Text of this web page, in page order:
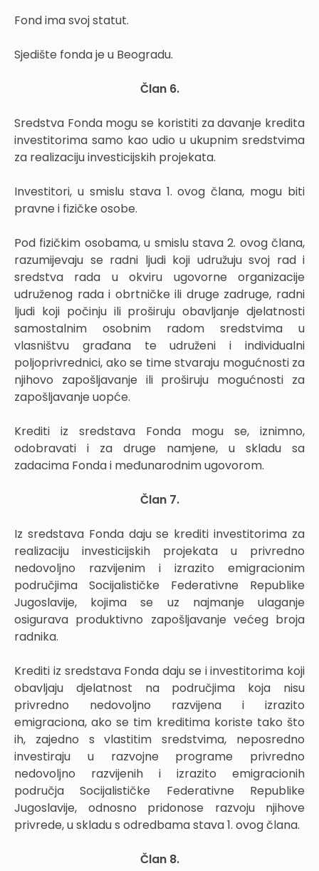
Fond ima svoj statut.
Sjedište fonda je u Beogradu.
Član 6.
Sredstva Fonda mogu se koristiti za davanje kredita
investitorima samo kao udio u ukupnim sredstvima
za realizaciju investicijskih projekata.
Investitori, u smislu stava 1. ovog člana, mogu biti
pravne i fizičke osobe.
Pod fizičkim osobama, u smislu stava 2. ovog člana,
razumijevaju se radni ljudi koji udružuju svoj rad i
sredstva rada u okviru ugovorne organizacije
udruženog rada i obrtničke ili druge zadruge, radni
ljudi koji počinju ili proširuju obavljanje djelatnosti
samostalnim osobnim radom sredstvima u
vlasništvu građana te udruženi i individualni
poljoprivrednici, ako se time stvaraju mogućnosti za
njihovo zapošljavanje ili proširuju mogućnosti za
zapošljavanje uopće.
Krediti iz sredstava Fonda mogu se, iznimno,
odobravati i za druge namjene, u skladu sa
zadacima Fonda i međunarodnim ugovorom.
Član 7.
Iz sredstava Fonda daju se krediti investitorima za
realizaciju investicijskih projekata u privredno
nedovoljno razvijenim i izrazito emigracionim
područjima Socijalističke Federativne Republike
Jugoslavije, kojima se uz najmanje ulaganje
osigurava produktivno zapošljavanje većeg broja
radnika.
Krediti iz sredstava Fonda daju se i investitorima koji
obavljaju djelatnost na područjima koja nisu
privredno nedovoljno razvijena i izrazito
emigraciona, ako se tim kreditima koriste tako što
ih, zajedno s vlastitim sredstvima, neposredno
investiraju u razvojne programe privredno
nedovoljno razvijenih i izrazito emigracionih
područja Socijalističke Federativne Republike
Jugoslavije, odnosno pridonose razvoju njihove
privrede, u skladu s odredbama stava 1. ovog člana.
Član 8.